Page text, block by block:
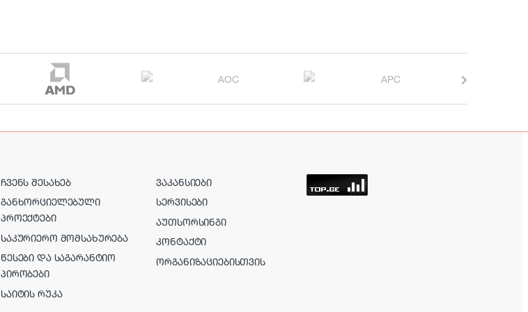
ᲩᲕᲔᲜᲡ ᲨᲔᲡᲐᲮᲔᲑ
ᲒᲐᲜᲮᲝᲠᲪᲘᲔᲚᲔᲑᲣᲚᲘ
ᲞᲠᲝᲔᲥᲢᲔᲑᲘ
ᲡᲐᲙᲣᲠᲘᲔᲠᲝ ᲛᲝᲛᲡᲐᲮᲣᲠᲔᲑᲐ
ᲬᲔᲡᲔᲑᲘ ᲓᲐ ᲡᲐᲒᲐᲠᲐᲜᲢᲘᲝ
ᲞᲘᲠᲝᲑᲔᲑᲘ
ᲡᲐᲘᲢᲘᲡ ᲠᲣᲙᲐ
ᲕᲐᲙᲐᲜᲡᲘᲔᲑᲘ
ᲡᲔᲠᲕᲘᲡᲔᲑᲘ
ᲐᲣᲗᲡᲝᲠᲡᲘᲜᲒᲘ
ᲙᲝᲜᲢᲐᲥᲢᲘ
ᲝᲠᲒᲐᲜᲘᲖᲐᲪᲘᲔᲑᲘᲡᲗᲕᲘᲡ